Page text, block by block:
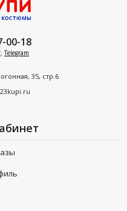
00-18
,Telegram
35, стр.6